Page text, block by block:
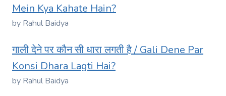
Mein Kya Kahate Hain?
by Rahul Baidya
गाली देने पर कौन सी धारा लगती है / Gali Dene Par
Konsi Dhara Lagti Hai?
by Rahul Baidya